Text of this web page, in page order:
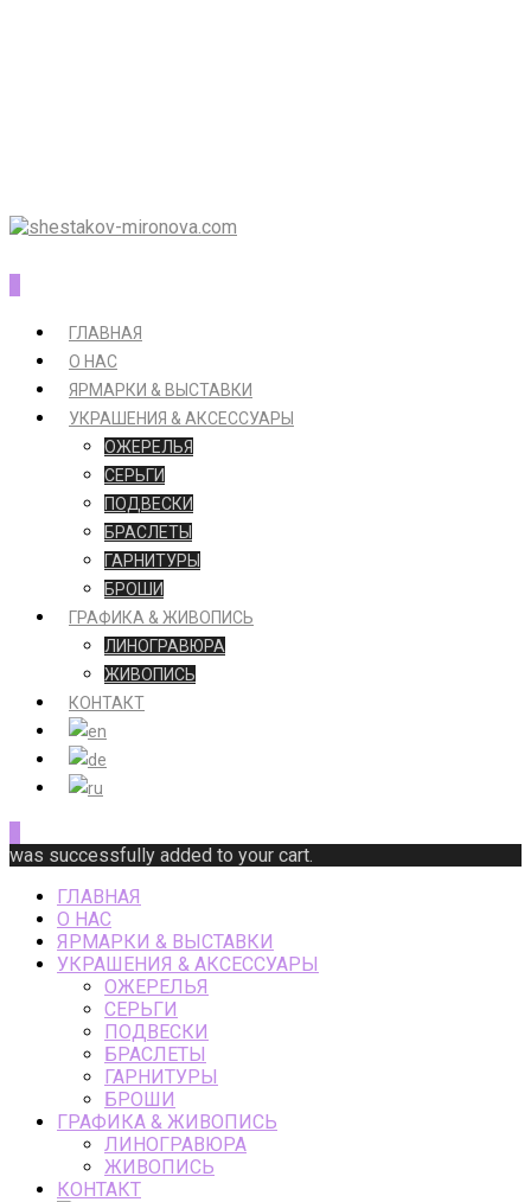
ГЛАВНАЯ
О НАС
ЯРМАРКИ & ВЫСТАВКИ
УКРАШЕНИЯ & АКСЕССУАРЫ
ОЖЕРЕЛЬЯ
СЕРЬГИ
ПОДВЕСКИ
БРАСЛЕТЫ
ГАРНИТУРЫ
БРОШИ
ГРАФИКА & ЖИВОПИСЬ
ЛИНОГРАВЮРА
ЖИВОПИСЬ
КОНТАКТ
was successfully added to your cart.
ГЛАВНАЯ
О НАС
ЯРМАРКИ & ВЫСТАВКИ
УКРАШЕНИЯ & АКСЕССУАРЫ
ОЖЕРЕЛЬЯ
СЕРЬГИ
ПОДВЕСКИ
БРАСЛЕТЫ
ГАРНИТУРЫ
БРОШИ
ГРАФИКА & ЖИВОПИСЬ
ЛИНОГРАВЮРА
ЖИВОПИСЬ
КОНТАКТ